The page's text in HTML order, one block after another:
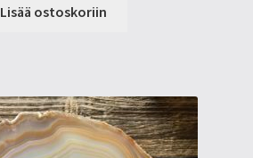
Lisää ostoskoriin